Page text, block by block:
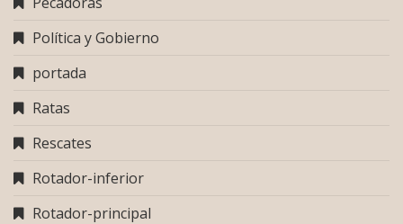
Política y Gobierno
portada
Ratas
Rescates
Rotador-inferior
Rotador-principal